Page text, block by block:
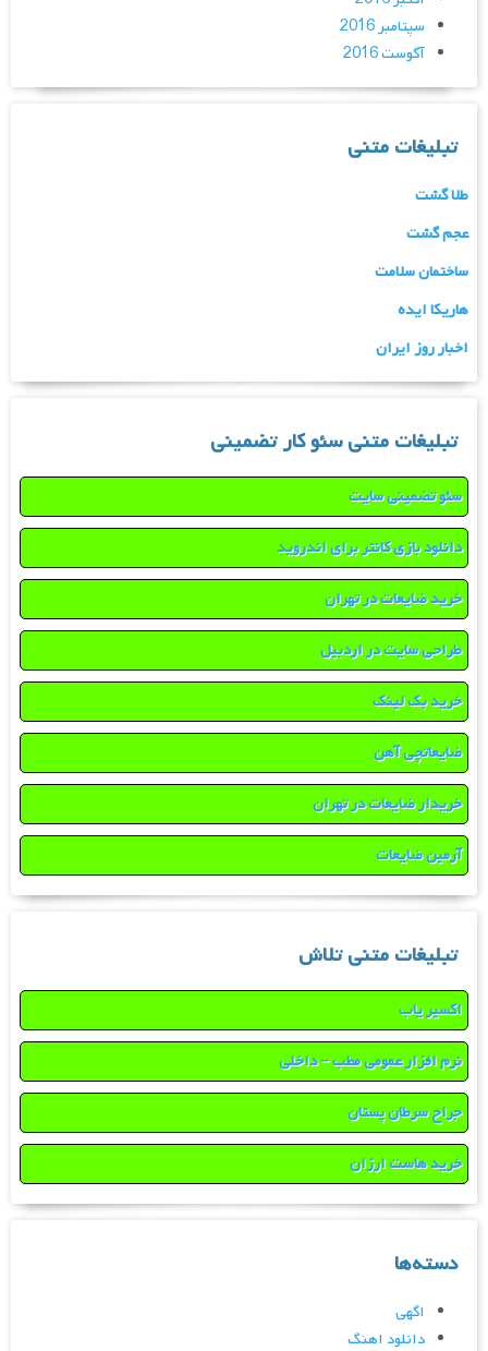
سپتامبر 2016
آگوست 2016
تبلیغات متنی
طلا گشت
عجم گشت
ساختمان سلامت
هاریکا ایده
اخبار روز ایران
تبلیغات متنی سئو کار تضمینی
سئو تضمینی سایت
دانلود بازی کانتر برای اندروید
خرید ضایعات در تهران
طراحی سایت در اردبیل
خرید بک لینک
ضایعاتچی آهن
خریدار ضایعات در تهران
آرمین ضایعات
تبلیغات متنی تلاش
اکسیر یاب
نرم افزار عمومی مطب – داخلی
جراح سرطان پستان
خرید هاست ارزان
دسته‌ها
اگهی
دانلود اهنگ